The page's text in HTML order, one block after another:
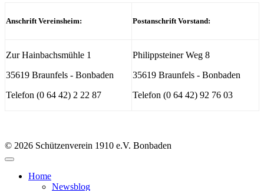
Anschrift Vereinsheim: Postanschrift Vorstand:
Zur Hainbachsmühle 1
35619 Braunfels - Bonbaden
Telefon (0 64 42) 2 22 87
Philippsteiner Weg 8
35619 Braunfels - Bonbaden
Telefon (0 64 42) 92 76 03
© 2026 Schützenverein 1910 e.V. Bonbaden
Home
Newsblog